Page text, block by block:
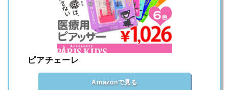
ピアチェーレ
Amazonで見る